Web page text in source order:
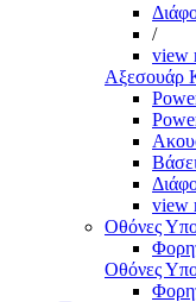
/
view
Αξεσουάρ
view
Οθόνες
Οθόνες